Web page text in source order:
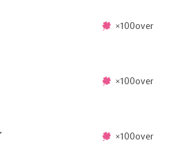
×100over
×100over
×100over